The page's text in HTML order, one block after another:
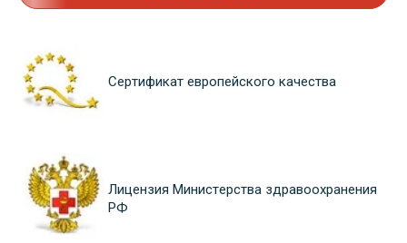
Сертификат европейского качества
Лицензия Министерства здравоохранения
РФ